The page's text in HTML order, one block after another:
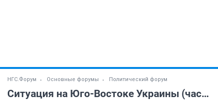
НГС.Форум Основные форумы Политический форум
Ситуация на Юго-Востоке Украины (часть 6)